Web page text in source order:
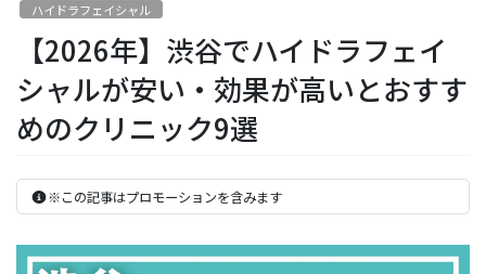
ハイドラフェイシャル
【2026年】渋谷でハイドラフェイ
シャルが安い・効果が高いとおすす
めのクリニック9選
※この記事はプロモーションを含みます